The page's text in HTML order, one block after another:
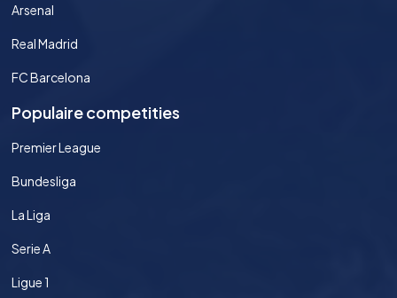
Arsenal
Real Madrid
FC Barcelona
Populaire competities
Premier League
Bundesliga
La Liga
Serie A
Ligue 1